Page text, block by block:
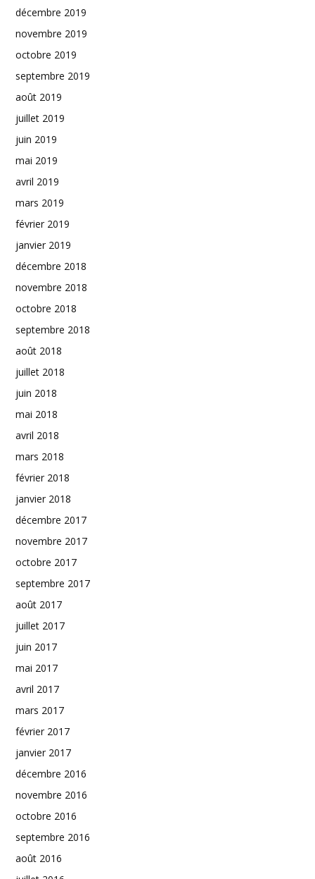
décembre 2019
novembre 2019
octobre 2019
septembre 2019
août 2019
juillet 2019
juin 2019
mai 2019
avril 2019
mars 2019
février 2019
janvier 2019
décembre 2018
novembre 2018
octobre 2018
septembre 2018
août 2018
juillet 2018
juin 2018
mai 2018
avril 2018
mars 2018
février 2018
janvier 2018
décembre 2017
novembre 2017
octobre 2017
septembre 2017
août 2017
juillet 2017
juin 2017
mai 2017
avril 2017
mars 2017
février 2017
janvier 2017
décembre 2016
novembre 2016
octobre 2016
septembre 2016
août 2016